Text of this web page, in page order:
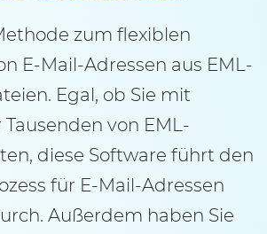
zum flexiblen
E-Mail-Adressen aus EML-
Egal, ob Sie mit
von EML-
diese Software führt den
für E-Mail-Adressen
Außerdem haben Sie